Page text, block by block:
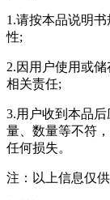
1.请按本品说明
性;
2.因用户使用或
相关责任;
3.用户收到本品
量、数量等不符
任何损失。
注：以上信息仅